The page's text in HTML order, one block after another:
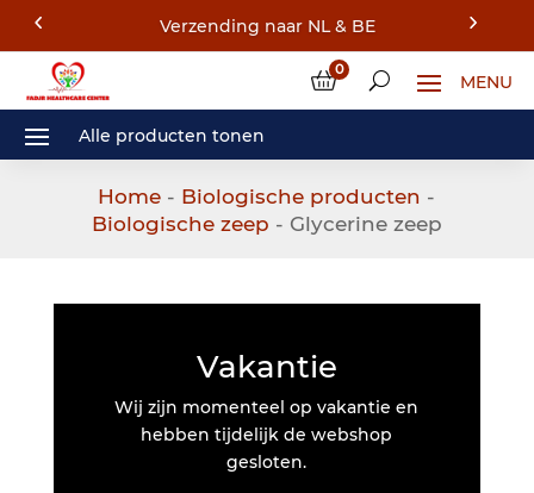
Verzending naar NL & BE
0
Home - Biologische producten -
Biologische zeep - Glycerine zeep
Vakantie
Wij zijn momenteel op vakantie en
hebben tijdelijk de webshop
gesloten.